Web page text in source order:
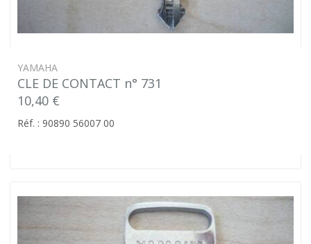
YAMAHA
CLE DE CONTACT n° 731
10,40 €
Réf. : 90890 56007 00